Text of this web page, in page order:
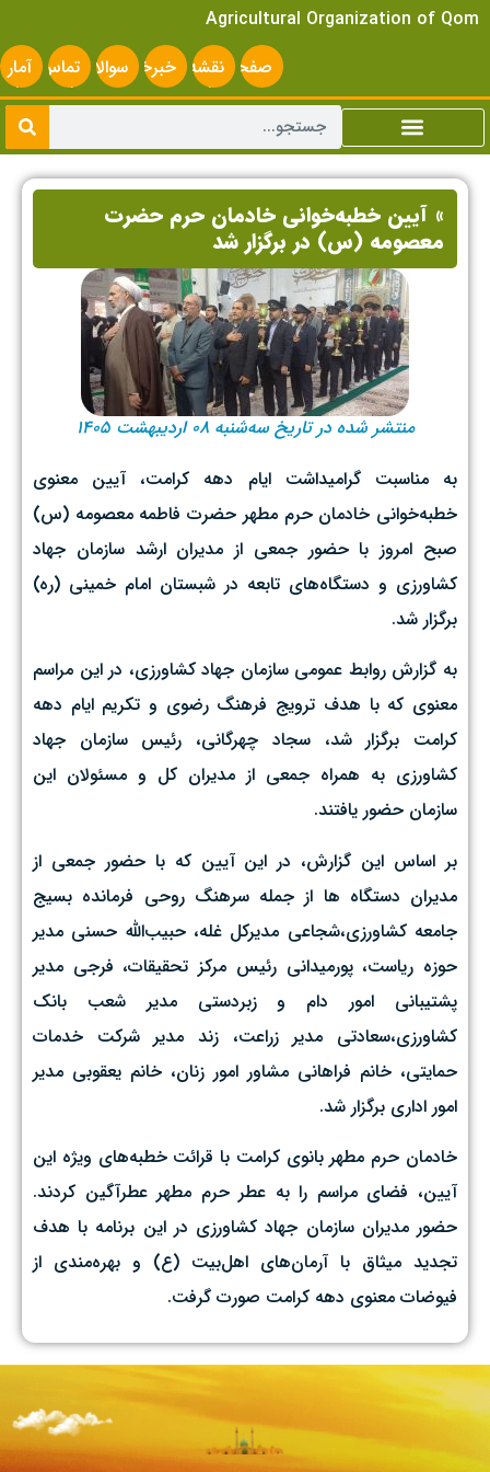
Agricultural Organization of Qom
صفحه
اصلی
نقشه
سایت
خبرخوانسوالات
متداول
تماس
با ما
آمار
» آیین خطبه‌خوانی خادمان حرم حضرت
معصومه (س) در برگزار شد
منتشر شده در تاریخ سه‌شنبه ۰۸ اردیبهشت ۱۴۰۵
به مناسبت گرامیداشت ایام دهه کرامت، آیین معنوی
خطبه‌خوانی خادمان حرم مطهر حضرت فاطمه معصومه (س)
صبح امروز با حضور جمعی از مدیران ارشد سازمان جهاد
کشاورزی و دستگاه‌های تابعه در شبستان امام خمینی (ره)
برگزار شد.
به گزارش روابط عمومی سازمان جهاد کشاورزی، در این مراسم
معنوی که با هدف ترویج فرهنگ رضوی و تکریم ایام دهه
کرامت برگزار شد، سجاد چهرگانی، رئیس سازمان جهاد
کشاورزی به همراه جمعی از مدیران کل و مسئولان این
سازمان حضور یافتند.
بر اساس این گزارش، در این آیین که با حضور جمعی از
مدیران دستگاه ها از جمله سرهنگ روحی فرمانده بسیج
جامعه کشاورزی،شجاعی مدیرکل غله، حبیب‌الله حسنی مدیر
حوزه ریاست، پورمیدانی رئیس مرکز تحقیقات، فرجی مدیر
پشتیبانی امور دام و زبردستی مدیر شعب بانک
کشاورزی،سعادتی مدیر زراعت، زند مدیر شرکت خدمات
حمایتی، خانم فراهانی مشاور امور زنان، خانم یعقوبی مدیر
امور اداری برگزار شد.
خادمان حرم مطهر بانوی کرامت با قرائت خطبه‌های ویژه این
آیین، فضای مراسم را به عطر حرم مطهر عطرآگین کردند.
حضور مدیران سازمان جهاد کشاورزی در این برنامه با هدف
تجدید میثاق با آرمان‌های اهل‌بیت (ع) و بهره‌مندی از
فیوضات معنوی دهه کرامت صورت گرفت.